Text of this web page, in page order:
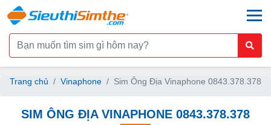
Trang chủ Vinaphone Sim Ông Địa Vinaphone 0843.378.378
SIM ÔNG ĐỊA VINAPHONE 0843.378.378